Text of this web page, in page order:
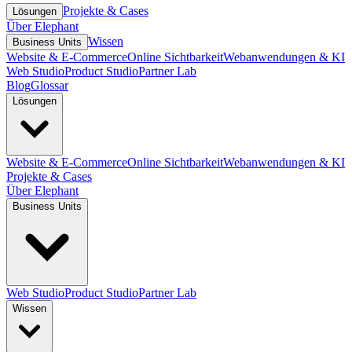
Lösungen Projekte & Cases
Über Elephant
Business Units Wissen
Website & E-CommerceOnline SichtbarkeitWebanwendungen & KI
Web StudioProduct StudioPartner Lab
BlogGlossar
Lösungen
Website & E-CommerceOnline SichtbarkeitWebanwendungen & KI
Projekte & Cases
Über Elephant
Business Units
Web StudioProduct StudioPartner Lab
Wissen